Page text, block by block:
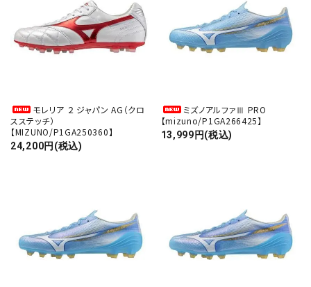
モレリア ２ ジャパン AG（クロ
スステッチ）
【MIZUNO/P1GA250360】
24,200円(税込)
ミズノアルファⅢ PRO
【mizuno/P1GA266425】
13,999円(税込)